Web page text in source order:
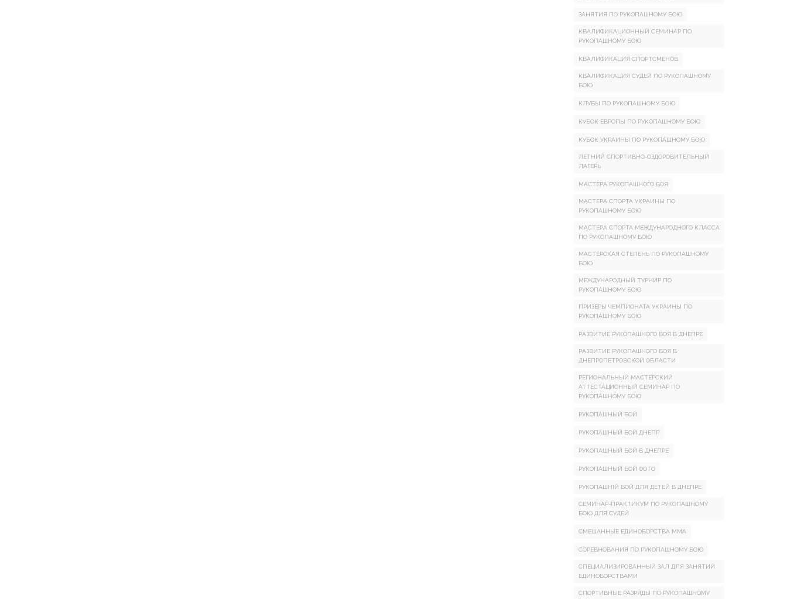
ЗАНЯТИЯ ПО РУКОПАШНОМУ БОЮ
КВАЛИФИКАЦИОННЫЙ СЕМИНАР ПО
РУКОПАШНОМУ БОЮ
КВАЛИФИКАЦИЯ СПОРТСМЕНОВ
КВАЛИФИКАЦИЯ СУДЕЙ ПО РУКОПАШНОМУ
БОЮ
КЛУБЫ ПО РУКОПАШНОМУ БОЮ
КУБОК ЕВРОПЫ ПО РУКОПАШНОМУ БОЮ
КУБОК УКРАИНЫ ПО РУКОПАШНОМУ БОЮ
ЛЕТНИЙ СПОРТИВНО-ОЗДОРОВИТЕЛЬНЫЙ
ЛАГЕРЬ
МАСТЕРА РУКОПАШНОГО БОЯ
МАСТЕРА СПОРТА УКРАИНЫ ПО
РУКОПАШНОМУ БОЮ
МАСТЕРА СПОРТА МЕЖДУНАРОДНОГО КЛАССА
ПО РУКОПАШНОМУ БОЮ
МАСТЕРСКАЯ СТЕПЕНЬ ПО РУКОПАШНОМУ
БОЮ
МЕЖДУНАРОДНЫЙ ТУРНИР ПО
РУКОПАШНОМУ БОЮ
ПРИЗЕРЫ ЧЕМПИОНАТА УКРАИНЫ ПО
РУКОПАШНОМУ БОЮ
РАЗВИТИЕ РУКОПАШНОГО БОЯ В ДНЕПРЕ
РАЗВИТИЕ РУКОПАШНОГО БОЯ В
ДНЕПРОПЕТРОВСКОЙ ОБЛАСТИ
РЕГИОНАЛЬНЫЙ МАСТЕРСКИЙ
АТТЕСТАЦИОННЫЙ СЕМИНАР ПО
РУКОПАШНОМУ БОЮ
РУКОПАШНЫЙ БОЙ
РУКОПАШНЫЙ БОЙ ДНЕПР
РУКОПАШНЫЙ БОЙ В ДНЕПРЕ
РУКОПАШНЫЙ БОЙ ФОТО
РУКОПАШНІЙ БОЙ ДЛЯ ДЕТЕЙ В ДНЕПРЕ
СЕМИНАР-ПРАКТИКУМ ПО РУКОПАШНОМУ
БОЮ ДЛЯ СУДЕЙ
СМЕШАННЫЕ ЕДИНОБОРСТВА ММА
СОРЕВНОВАНИЯ ПО РУКОПАШНОМУ БОЮ
СПЕЦИАЛИЗИРОВАННЫЙ ЗАЛ ДЛЯ ЗАНЯТИЙ
ЕДИНОБОРСТВАМИ
СПОРТИВНЫЕ РАЗРЯДЫ ПО РУКОПАШНОМУ